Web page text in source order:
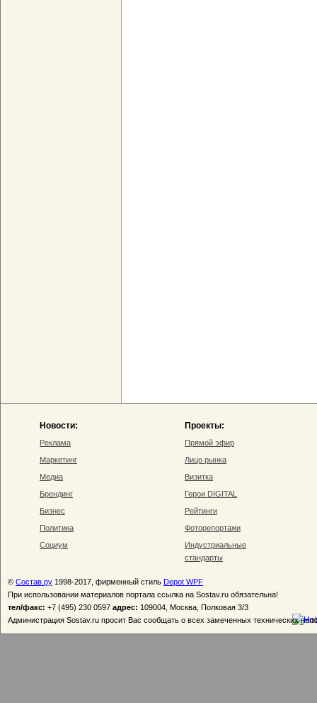
Новости:
Реклама
Маркетинг
Медиа
Брендинг
Бизнес
Политика
Социум
Проекты:
Прямой эфир
Лицо рынка
Визитка
Герои DIGITAL
Рейтинги
Фоторепортажи
Индустриальные
стандарты
© Состав.ру 1998-2017, фирменный стиль Depot WPF
При использовании материалов портала ссылка на Sostav.ru обязательна!
тел/факс: +7 (495) 230 0597 адрес: 109004, Москва, Полковая 3/3
Администрация Sostav.ru просит Вас сообщать о всех замеченных технических